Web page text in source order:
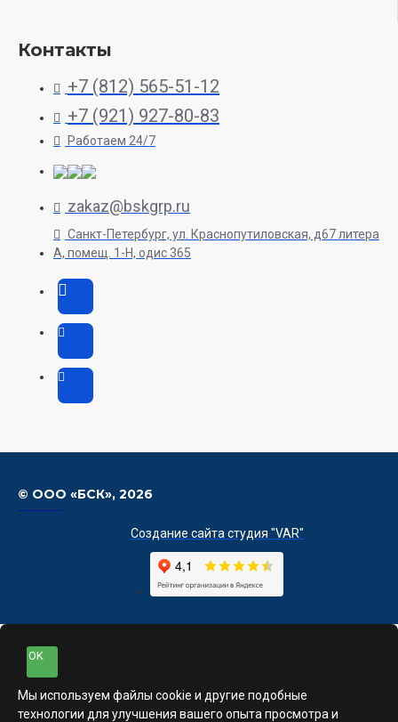
Контакты
+7 (812) 565-51-12
+7 (921) 927-80-83
Работаем 24/7
zakaz@bskgrp.ru
Санкт-Петербург, ул. Краснопутиловская, д67 литера
А, помещ. 1-H, одис 365
© ООО «БСК», 2026
Создание сайта студия "VAR"
OK
Мы используем файлы cookie и другие подобные
технологии для улучшения вашего опыта просмотра и